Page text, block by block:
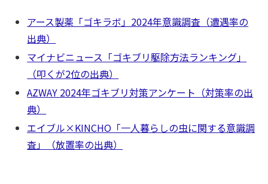
アース製薬「ゴキラボ」2024年意識調査（遭遇率の
出典）
マイナビニュース「ゴキブリ駆除方法ランキング」
（叩くが2位の出典）
AZWAY 2024年ゴキブリ対策アンケート（対策率の出
典）
エイブル×KINCHO「一人暮らしの虫に関する意識調
査」（放置率の出典）